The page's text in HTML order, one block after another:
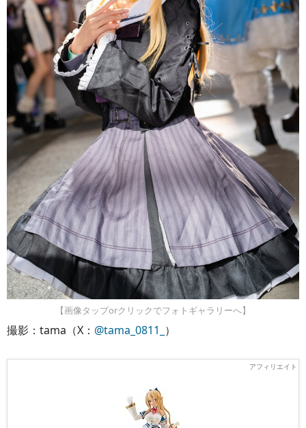
【画像タップorクリックでフォトギャラリーへ】
撮影：tama（X： @tama_0811_ ）